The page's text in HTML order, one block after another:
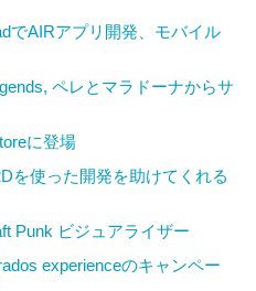
でAIRアプリ開発、モバイル
ペレとマラドーナからサ
に登場
を使った開発を助けてくれる
Punk ビジュアライザー
experienceのキャンペー